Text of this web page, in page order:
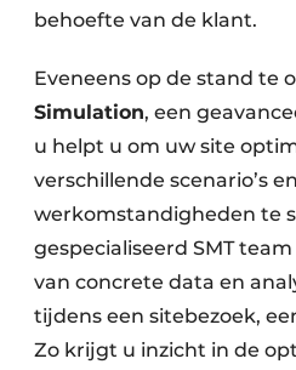
behoefte van de klant.
Eveneens op de stand te
Simulation, een
u helpt u om uw site
verschillende scenario’s en
werkomstandigheden te
gespecialiseerd SMT
van concrete data en
tijdens een sitebezoek,
Zo krijgt u inzicht in de